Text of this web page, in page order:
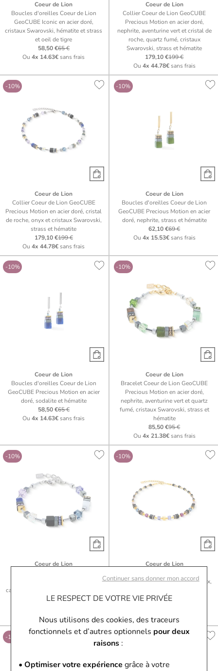
Continuer sans donner mon accord
LE RESPECT DE VOTRE VIE PRIVÉE
Nous utilisons des cookies, des traceurs
fonctionnels et d’autres optionnels pour deux
raisons:
• Optimiser votre expérience grâce à votre
Coeur de Lion
Boucles d'oreilles Coeur de Lion
GeoCUBE Iconic en acier doré,
cristaux Swarovski, hématite et strass
et oeil de tigre
58,50 €65 €
Ou4x 14.63€sans frais
Coeur de Lion
Collier Coeur de Lion GeoCUBE
Precious Motion en acier doré,
nephrite, aventurine vert et cristal de
roche, quartz fumé, cristaux
Swarovski, strass et hématite
179,10 €199 €
Ou 4x 44.78€sans frais
-10%
Coeur de Lion
Collier Coeur de Lion GeoCUBE
Precious Motion en acier doré, cristal
de roche, onyx et cristaux Swarovski,
strass et hématite
179,10 €199 €
Ou4x 44.78€sans frais
-10%
Coeur de Lion
Boucles d'oreilles Coeur de Lion
GeoCUBE Precious Motion en acier
doré, nephrite, strass et hématite
62,10 €69 €
Ou 4x 15.53€sans frais
-10%
Coeur de Lion
Boucles d'oreilles Coeur de Lion
GeoCUBE Precious Motion en acier
doré, sodalite et hématite
58,50 €65 €
Ou4x 14.63€sans frais
-10%
Coeur de Lion
Bracelet Coeur de Lion GeoCUBE
Precious Motion en acier doré,
nephrite, aventurine vert et quartz
fumé, cristaux Swarovski, strass et
hématite
85,50 €95 €
Ou 4x 21.38€sans frais
-10%
Coeur de Lion
calcédoine, sodalite et onyx, cristaux
Swarovski, strass et hématite
21.38€ sans frais
-10%
Coeur de Lion
Precious Classic en acier doré, onyx,
hématite
Ou4x 42.53€sans frais
-10% -10%